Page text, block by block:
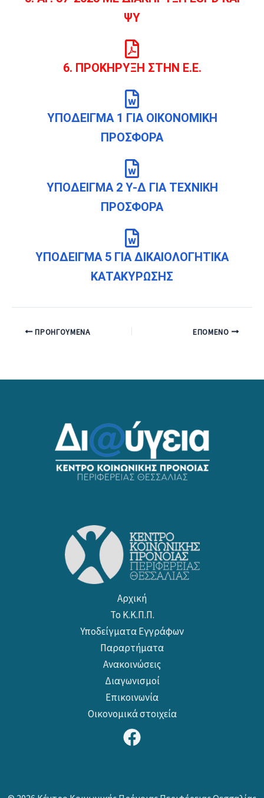
ΨΥ
6. ΠΡΟΚΗΡΥΞΗ ΣΤΗΝ Ε.Ε.
ΥΠΟΔΕΙΓΜΑ 1 ΓΙΑ ΟΙΚΟΝΟΜΙΚΗ
ΠΡΟΣΦΟΡΑ
ΥΠΟΔΕΙΓΜΑ 2 Υ-Δ ΓΙΑ ΤΕΧΝΙΚΗ
ΠΡΟΣΦΟΡΑ
ΥΠΟΔΕΙΓΜΑ 5 ΓΙΑ ΔΙΚΑΙΟΛΟΓΗΤΙΚΑ
ΚΑΤΑΚΥΡΩΣΗΣ
ΠΡΟΗΓΟΎΜΕΝΑ ΕΠΌΜΕΝΟ
Αρχική
Το Κ.Κ.Π.Π.
Υποδείγματα Εγγράφων
Παραρτήματα
Ανακοινώσεις
Διαγωνισμοί
Επικοινωνία
Οικονομικά στοιχεία